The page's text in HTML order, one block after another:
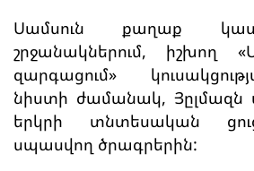
Սամսուն քաղաք
շրջանակներում, իշխող
զարգացում»
նիստի ժամանակ, Յըլմազն
երկրի տնտեսական
սպասվող ծրագրերին: